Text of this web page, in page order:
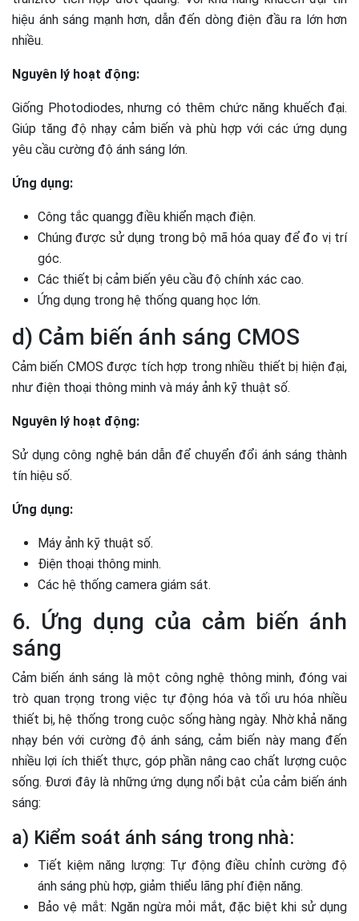
hiệu ánh sáng mạnh hơn, dẫn đến dòng điện đầu ra lớn hơn
nhiều.
Nguyên lý hoạt động:
Giống Photodiodes, nhưng có thêm chức năng khuếch đại.
Giúp tăng độ nhạy cảm biến và phù hợp với các ứng dụng
yêu cầu cường độ ánh sáng lớn.
Ứng dụng:
Công tắc quangg điều khiển mạch điện.
Chúng được sử dụng trong bộ mã hóa quay để đo vị trí
góc.
Các thiết bị cảm biến yêu cầu độ chính xác cao.
Ứng dụng trong hệ thống quang học lớn.
d) Cảm biến ánh sáng CMOS
Cảm biến CMOS được tích hợp trong nhiều thiết bị hiện đại,
như điện thoại thông minh và máy ảnh kỹ thuật số.
Nguyên lý hoạt động:
Sử dụng công nghệ bán dẫn để chuyển đổi ánh sáng thành
tín hiệu số.
Ứng dụng:
Máy ảnh kỹ thuật số.
Điện thoại thông minh.
Các hệ thống camera giám sát.
6. Ứng dụng của cảm biến ánh
sáng
Cảm biến ánh sáng là một công nghệ thông minh, đóng vai
trò quan trọng trong việc tự động hóa và tối ưu hóa nhiều
thiết bị, hệ thống trong cuộc sống hàng ngày. Nhờ khả năng
nhạy bén với cường độ ánh sáng, cảm biến này mang đến
nhiều lợi ích thiết thực, góp phần nâng cao chất lượng cuộc
sống. Đươi đây là những ứng dụng nổi bật của cảm biến ánh
sáng:
a) Kiểm soát ánh sáng trong nhà:
Tiết kiệm năng lượng: Tự động điều chỉnh cường độ
ánh sáng phù hợp, giảm thiểu lãng phí điện năng.
Bảo vệ mắt: Ngăn ngừa mỏi mắt, đặc biệt khi sử dụng